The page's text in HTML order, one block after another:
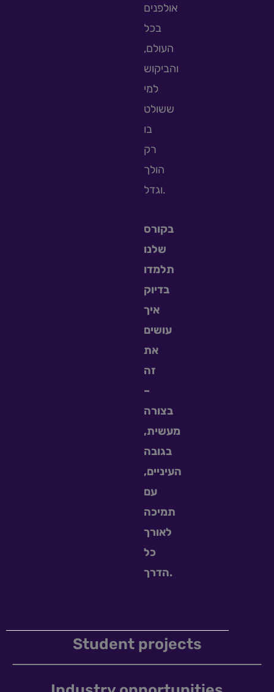
אולפנים
בכל
העולם,
והביקוש
למי
ששולט
בו
רק
הולך
וגדל.
בקורס
שלנו
תלמדו
בדיוק
איך
עושים
את
זה
–
בצורה
מעשית,
בגובה
העיניים,
עם
תמיכה
לאורך
כל
הדרך.
Student projects